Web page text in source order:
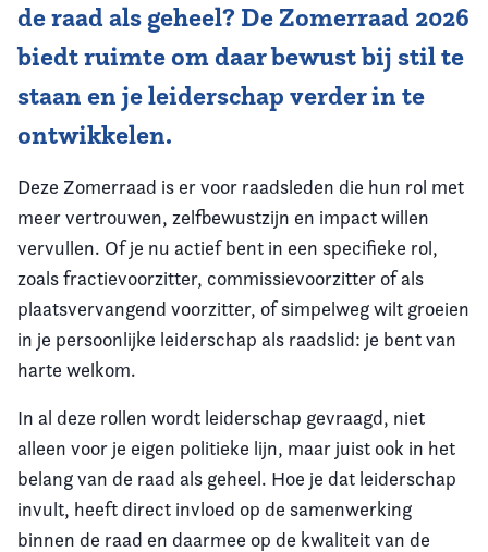
de raad als geheel? De Zomerraad 2026
biedt ruimte om daar bewust bij stil te
staan en je leiderschap verder in te
ontwikkelen.
Deze Zomerraad is er voor raadsleden die hun rol met
meer vertrouwen, zelfbewustzijn en impact willen
vervullen. Of je nu actief bent in een specifieke rol,
zoals fractievoorzitter, commissievoorzitter of als
plaatsvervangend voorzitter, of simpelweg wilt groeien
in je persoonlijke leiderschap als raadslid: je bent van
harte welkom.
In al deze rollen wordt leiderschap gevraagd, niet
alleen voor je eigen politieke lijn, maar juist ook in het
belang van de raad als geheel. Hoe je dat leiderschap
invult, heeft direct invloed op de samenwerking
binnen de raad en daarmee op de kwaliteit van de